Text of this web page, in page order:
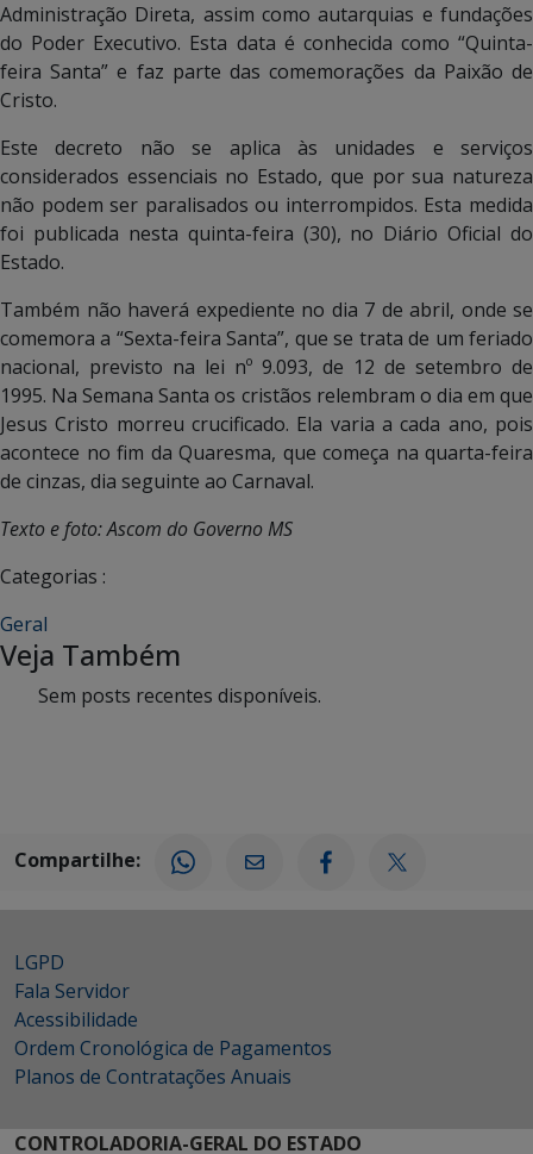
Administração Direta, assim como autarquias e fundações
do Poder Executivo. Esta data é conhecida como “Quinta-
feira Santa” e faz parte das comemorações da Paixão de
Cristo.
Este decreto não se aplica às unidades e serviços
considerados essenciais no Estado, que por sua natureza
não podem ser paralisados ou interrompidos. Esta medida
foi publicada nesta quinta-feira (30), no Diário Oficial do
Estado.
Também não haverá expediente no dia 7 de abril, onde se
comemora a “Sexta-feira Santa”, que se trata de um feriado
nacional, previsto na lei nº 9.093, de 12 de setembro de
1995. Na Semana Santa os cristãos relembram o dia em que
Jesus Cristo morreu crucificado. Ela varia a cada ano, pois
acontece no fim da Quaresma, que começa na quarta-feira
de cinzas, dia seguinte ao Carnaval.
Texto e foto: Ascom do Governo MS
Categorias :
Geral
Veja Também
Sem posts recentes disponíveis.
Compartilhe:
LGPD
Fala Servidor
Acessibilidade
Ordem Cronológica de Pagamentos
Planos de Contratações Anuais
CONTROLADORIA-GERAL DO ESTADO